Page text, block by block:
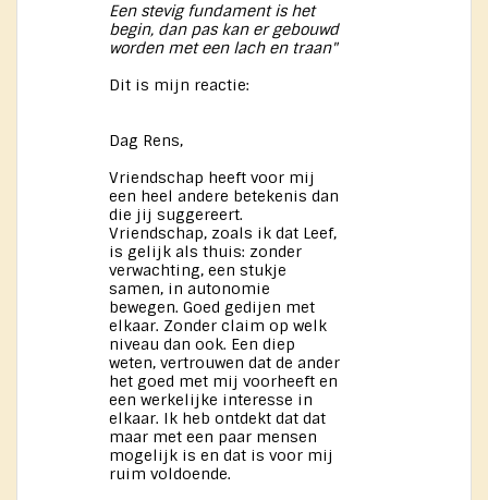
Een stevig fundament is het
begin, dan pas kan er gebouwd
worden met een lach en traan"
Dit is mijn reactie:
Dag Rens,
Vriendschap heeft voor mij
een heel andere betekenis dan
die jij suggereert.
Vriendschap, zoals ik dat Leef,
is gelijk als thuis: zonder
verwachting, een stukje
samen, in autonomie
bewegen. Goed gedijen met
elkaar. Zonder claim op welk
niveau dan ook. Een diep
weten, vertrouwen dat de ander
het goed met mij voorheeft en
een werkelijke interesse in
elkaar. Ik heb ontdekt dat dat
maar met een paar mensen
mogelijk is en dat is voor mij
ruim voldoende.